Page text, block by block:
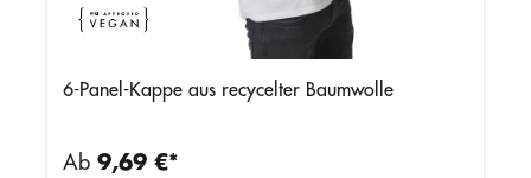
6-Panel-Kappe aus recycelter Baumwolle
Ab 9,69 €*